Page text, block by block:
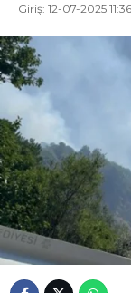
Giriş: 12-07-2025 11:36